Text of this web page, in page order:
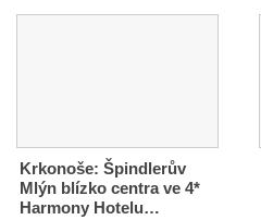
Krkonoše: Špindlerův
Mlýn blízko centra ve 4*
Harmony Hotelu…